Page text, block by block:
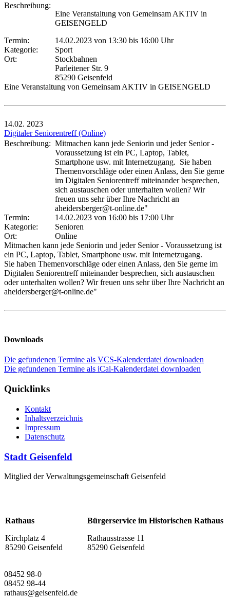
Beschreibung:
Eine Veranstaltung von Gemeinsam AKTIV in
GEISENGELD
Termin:
14.02.2023 von 13:30 bis 16:00 Uhr
Kategorie:
Sport
Ort:
Stockbahnen
Parleitener Str. 9
85290 Geisenfeld
Eine Veranstaltung von Gemeinsam AKTIV in GEISENGELD
14.02. 2023
Digitaler Seniorentreff (Online)
Beschreibung: Mitmachen kann jede Seniorin und jeder Senior -
Voraussetzung ist ein PC, Laptop, Tablet,
Smartphone usw. mit Internetzugang. Sie haben
Themenvorschläge oder einen Anlass, den Sie gerne
im Digitalen Seniorentreff miteinander besprechen,
sich austauschen oder unterhalten wollen? Wir
freuen uns sehr über Ihre Nachricht an
aheidersberger@t-online.de"
Termin:
14.02.2023 von 16:00 bis 17:00 Uhr
Kategorie:
Senioren
Ort:
Online
Mitmachen kann jede Seniorin und jeder Senior - Voraussetzung ist
ein PC, Laptop, Tablet, Smartphone usw. mit Internetzugang.
Sie haben Themenvorschläge oder einen Anlass, den Sie gerne im
Digitalen Seniorentreff miteinander besprechen, sich austauschen
oder unterhalten wollen? Wir freuen uns sehr über Ihre Nachricht an
aheidersberger@t-online.de"
Downloads
Die gefundenen Termine als VCS-Kalenderdatei downloaden
Die gefundenen Termine als iCal-Kalenderdatei downloaden
Quicklinks
Kontakt
Inhaltsverzeichnis
Impressum
Datenschutz
Stadt Geisenfeld
Mitglied der Verwaltungsgemeinschaft Geisenfeld
Rathaus
Kirchplatz 4
85290 Geisenfeld
Bürgerservice im Historischen Rathaus
Rathausstrasse 11
85290 Geisenfeld
08452 98-0
08452 98-44
rathaus@geisenfeld.de